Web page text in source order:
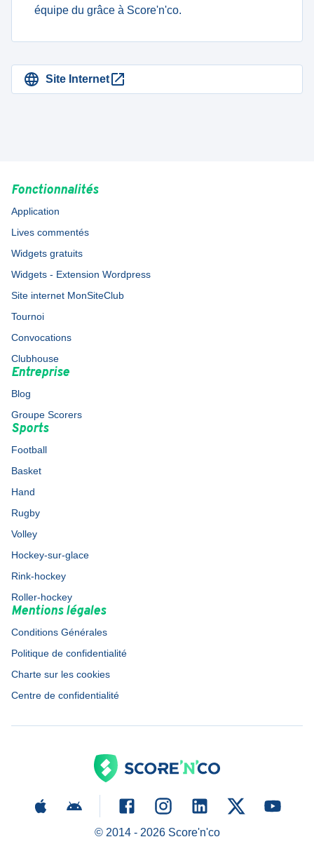
équipe du grâce à Score'n'co.
Site Internet
Fonctionnalités
Application
Lives commentés
Widgets gratuits
Widgets - Extension Wordpress
Site internet MonSiteClub
Tournoi
Convocations
Clubhouse
Entreprise
Blog
Groupe Scorers
Sports
Football
Basket
Hand
Rugby
Volley
Hockey-sur-glace
Rink-hockey
Roller-hockey
Mentions légales
Conditions Générales
Politique de confidentialité
Charte sur les cookies
Centre de confidentialité
© 2014 - 2026Score'n'co